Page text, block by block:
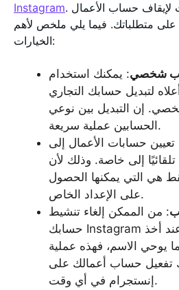
Instagram. يمنحك هذا عدة خيارات لإيقاف حساب الأعمال
على متطلباتك. فيما يلي ملخص لأهم
الخيارات:
شخصي: يمكنك استخدام
لتبديل حسابك التجاري
إن التبديل بين نوعي
الحسابين عملية سريعة.
حسابات الأعمال إلى
إلى خاصة. وذلك لأن
هي التي يمكنها الحصول
على الإعداد الخاص.
: من الممكن إلغاء تنشيط
حسابك Instagram مؤقتًا، وهي فكرة جيدة عند أخذ
يوحي الاسم، فهذه عملية
تفعيل حساب أعمالك على
إنستجرام في أي وقت.